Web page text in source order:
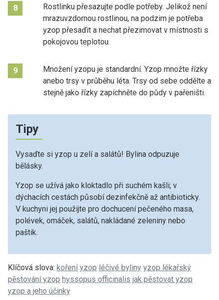
8
Rostlinku přesazujte podle potřeby. Jelikož není
mrazuvzdornou rostlinou, na podzim je potřeba
yzop přesaďit a nechat přezimovat v místnosti s
pokojovou teplotou.
9
Množení yzopu je standardní. Yzop množte řízky
anebo trsy v průběhu léta. Trsy od sebe oddělte a
stejně jako řízky zapíchněte do půdy v pařeništi.
Tipy
Vysaďte si yzop u zelí a salátů! Bylina odpuzuje
bělásky.
Yzop se užívá jako kloktadlo při suchém kašli; v
dýchacích cestách působí dezinfekčně až antibioticky.
V kuchyni jej použijte pro dochucení pečeného masa,
polévek, omáček, salátů, nakládané zeleniny nebo
paštik.
Klíčová slova: koření yzop léčivé byliny yzop lékařský
pěstování yzop hyssopus officinalis jak pěstovat yzop
yzop a jeho účinky